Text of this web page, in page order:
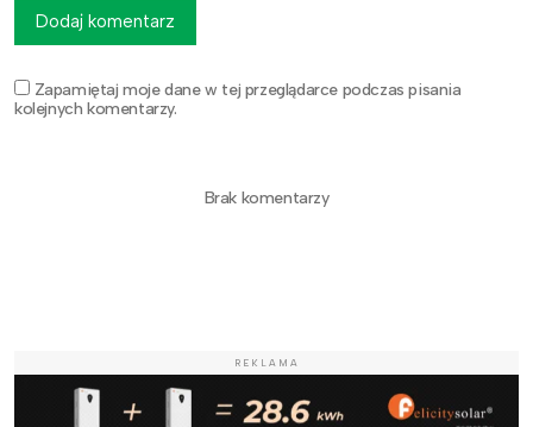
Zapamiętaj moje dane w tej przeglądarce podczas pisania
kolejnych komentarzy.
Dodaj komentarz
Brak komentarzy
REKLAMA